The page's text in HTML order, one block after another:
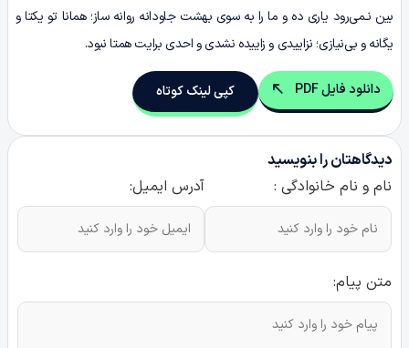
بین نـمی‌رود یاری ده و ما را به سوی بهشت جاودانه روانه ساز؛ همانا تو یکتا و
یگانه و بی‌نیازی؛ نزاییدی و زاییده نشدی و احدی برایت همتا نبود.
دانلود فایل PDF کپی لینک کوتاه
دیدگاهتان را بنویسید
نام و نام خانوادگی :
آدرس ایمیل:
متن پیام: